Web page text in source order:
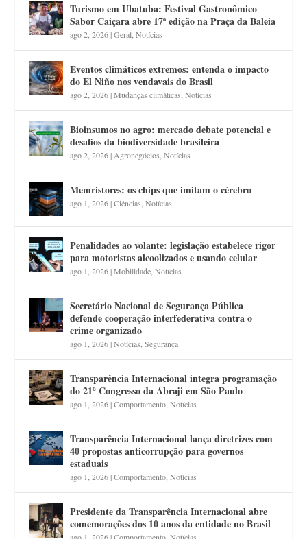
Turismo em Ubatuba: Festival Gastronômico
Sabor Caiçara abre 17ª edição na Praça da Baleia
ago 2, 2026|Geral ,Notícias
Eventos climáticos extremos: entenda o impacto
do El Niño nos vendavais do Brasil
ago 2, 2026|Mudanças climáticas ,Notícias
Bioinsumos no agro: mercado debate potencial e
desafios da biodiversidade brasileira
ago 2, 2026| Agronegócios ,Notícias
Memristores: os chips que imitam o cérebro
ago 1, 2026|Ciências ,Notícias
Penalidades ao volante: legislação estabelece rigor
para motoristas alcoolizados e usando celular
ago 1, 2026|Mobilidade ,Notícias
Secretário Nacional de Segurança Pública
defende cooperação interfederativa contra o
crime organizado
ago 1, 2026|Notícias ,Segurança
Transparência Internacional integra programação
do 21º Congresso da Abraji em São Paulo
ago 1, 2026|Comportamento ,Notícias
Transparência Internacional lança diretrizes com
40 propostas anticorrupção para governos
estaduais
ago 1, 2026|Comportamento ,Notícias
Presidente da Transparência Internacional abre
comemorações dos 10 anos da entidade no Brasil
ago 1, 2026|Comportamento ,Notícias